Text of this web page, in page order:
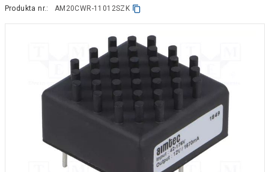
Produkta nr.: AM20CWR-11012SZK